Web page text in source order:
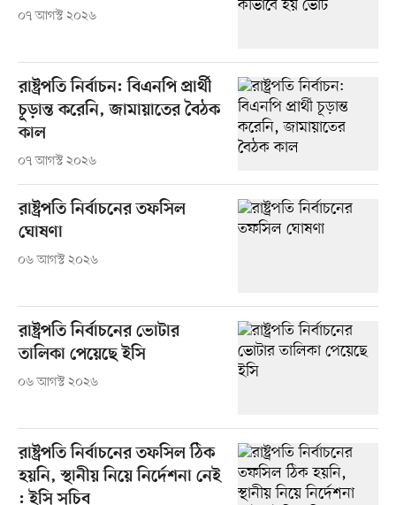
০৭ আগস্ট ২০২৬
রাষ্ট্রপতি নির্বাচন: বিএনপি প্রার্থী
চূড়ান্ত করেনি, জামায়াতের বৈঠক
কাল
০৭ আগস্ট ২০২৬
রাষ্ট্রপতি নির্বাচনের তফসিল
ঘোষণা
০৬ আগস্ট ২০২৬
রাষ্ট্রপতি নির্বাচনের ভোটার
তালিকা পেয়েছে ইসি
০৬ আগস্ট ২০২৬
রাষ্ট্রপতি নির্বাচনের তফসিল ঠিক
হয়নি, স্থানীয় নিয়ে নির্দেশনা নেই
: ইসি সচিব